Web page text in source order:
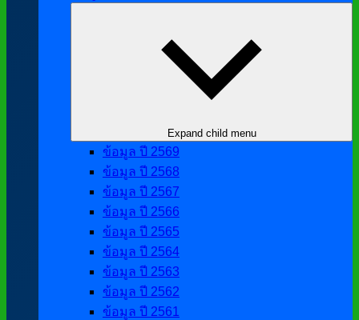
Expand child menu
ข้อมูล ปี 2569
ข้อมูล ปี 2568
ข้อมูล ปี 2567
ข้อมูล ปี 2566
ข้อมูล ปี 2565
ข้อมูล ปี 2564
ข้อมูล ปี 2563
ข้อมูล ปี 2562
ข้อมูล ปี 2561